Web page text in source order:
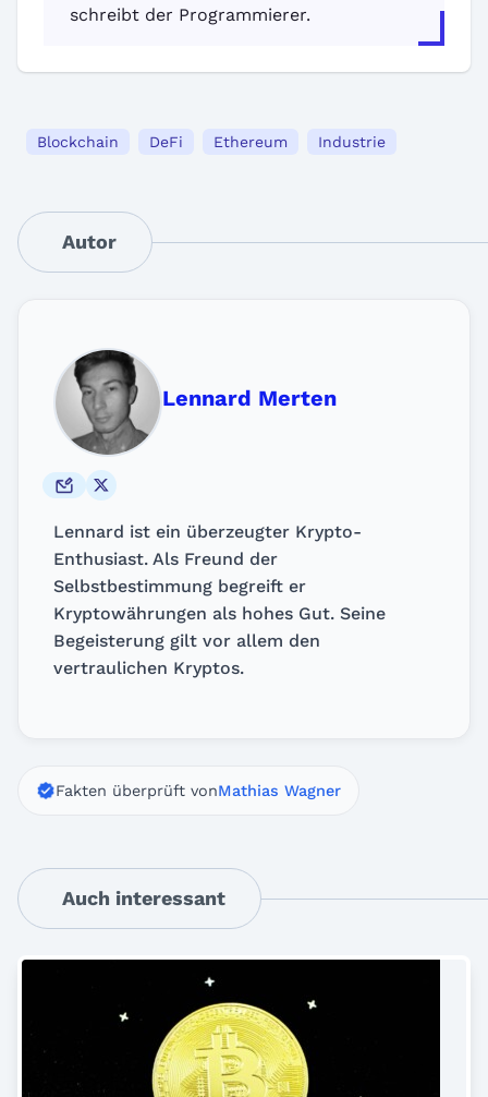
schreibt der Programmierer.
Blockchain DeFi Ethereum Industrie
Autor
Lennard Merten
Lennard ist ein überzeugter Krypto-
Enthusiast. Als Freund der
Selbstbestimmung begreift er
Kryptowährungen als hohes Gut. Seine
Begeisterung gilt vor allem den
vertraulichen Kryptos.
Fakten überprüft vonMathias Wagner
Auch interessant